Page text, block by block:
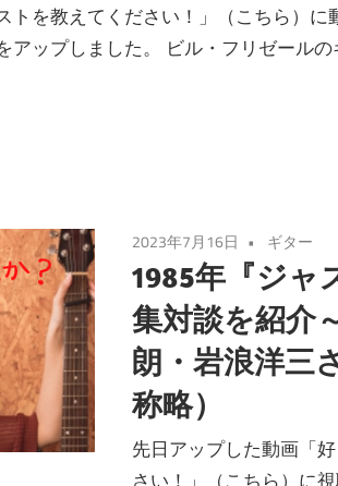
トを教えてください！」（こちら）
アップしました。 ビル・フリゼール
2023年7月16日 ギター
1985年『ジャ
集対談を紹介
朗・岩浪洋三
称略）
先日アップした動画「